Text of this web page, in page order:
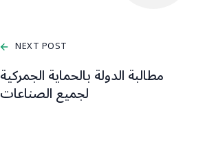
NEXT POST
مطالبة الدولة بالحماية الجمركية
لجميع الصناعات